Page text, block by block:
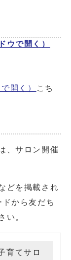
ウで開く）
開く）
こち
、サロン開催
どを掲載され
から友だち
い。
育てサロ